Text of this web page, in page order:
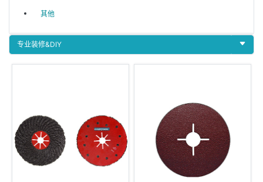
其他
专业装修&DIY